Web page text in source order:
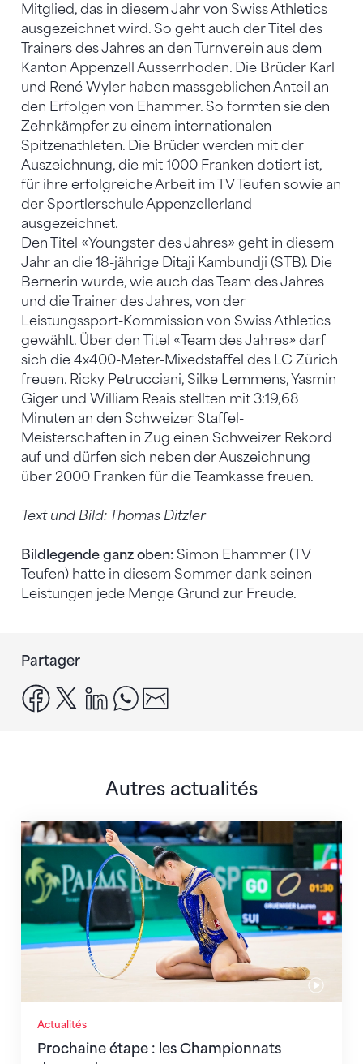
Mitglied, das in diesem Jahr von Swiss Athletics
ausgezeichnet wird. So geht auch der Titel des
Trainers des Jahres an den Turnverein aus dem
Kanton Appenzell Ausserrhoden. Die Brüder Karl
und René Wyler haben massgeblichen Anteil an
den Erfolgen von Ehammer. So formten sie den
Zehnkämpfer zu einem internationalen
Spitzenathleten. Die Brüder werden mit der
Auszeichnung, die mit 1000 Franken dotiert ist,
für ihre erfolgreiche Arbeit im TV Teufen sowie an
der Sportlerschule Appenzellerland
ausgezeichnet.
Den Titel «Youngster des Jahres» geht in diesem
Jahr an die 18-jährige Ditaji Kambundji (STB). Die
Bernerin wurde, wie auch das Team des Jahres
und die Trainer des Jahres, von der
Leistungssport-Kommission von Swiss Athletics
gewählt. Über den Titel «Team des Jahres» darf
sich die 4x400-Meter-Mixedstaffel des LC Zürich
freuen. Ricky Petrucciani, Silke Lemmens, Yasmin
Giger und William Reais stellten mit 3:19,68
Minuten an den Schweizer Staffel-
Meisterschaften in Zug einen Schweizer Rekord
auf und dürfen sich neben der Auszeichnung
über 2000 Franken für die Teamkasse freuen.
Text und Bild: Thomas Ditzler
Bildlegende ganz oben: Simon Ehammer (TV
Teufen) hatte in diesem Sommer dank seinen
Leistungen jede Menge Grund zur Freude.
Partager
facebook
x linkedinwhatsapp
Autres actualités
Actualités
Prochaine étape : les Championnats
Prochaine étape : les Championnats du monde